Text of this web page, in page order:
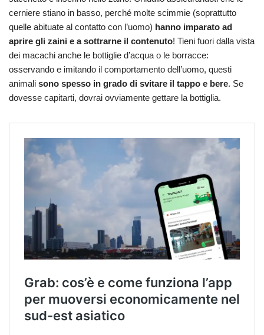
cerniere stiano in basso, perché molte scimmie (soprattutto
quelle abituate al contatto con l’uomo) hanno imparato ad
aprire gli zaini e a sottrarne il contenuto! Tieni fuori dalla vista
dei macachi anche le bottiglie d’acqua o le borracce:
osservando e imitando il comportamento dell’uomo, questi
animali sono spesso in grado di svitare il tappo e bere. Se
dovesse capitarti, dovrai ovviamente gettare la bottiglia.